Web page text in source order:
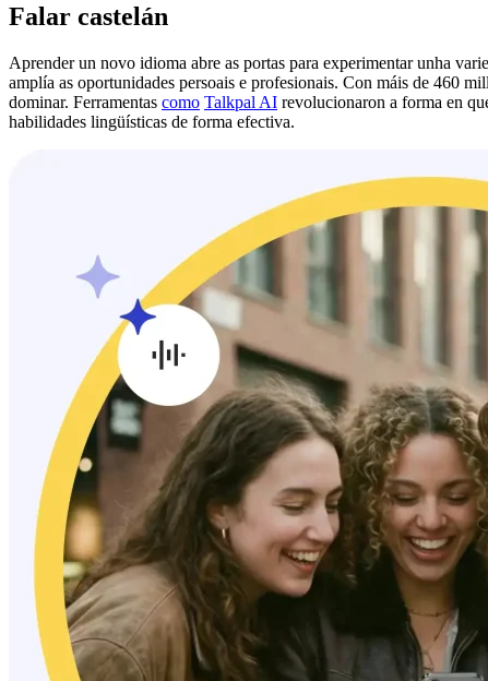
Falar castelán
Aprender un novo idioma abre as portas para experimentar unha
amplía as oportunidades persoais e profesionais. Con máis de 460
dominar. Ferramentas como Talkpal AI revolucionaron a forma en
habilidades lingüísticas de forma efectiva.